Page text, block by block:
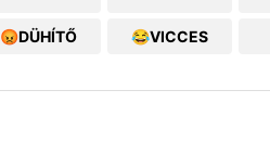
😡DÜHÍTŐ 😂VICCES